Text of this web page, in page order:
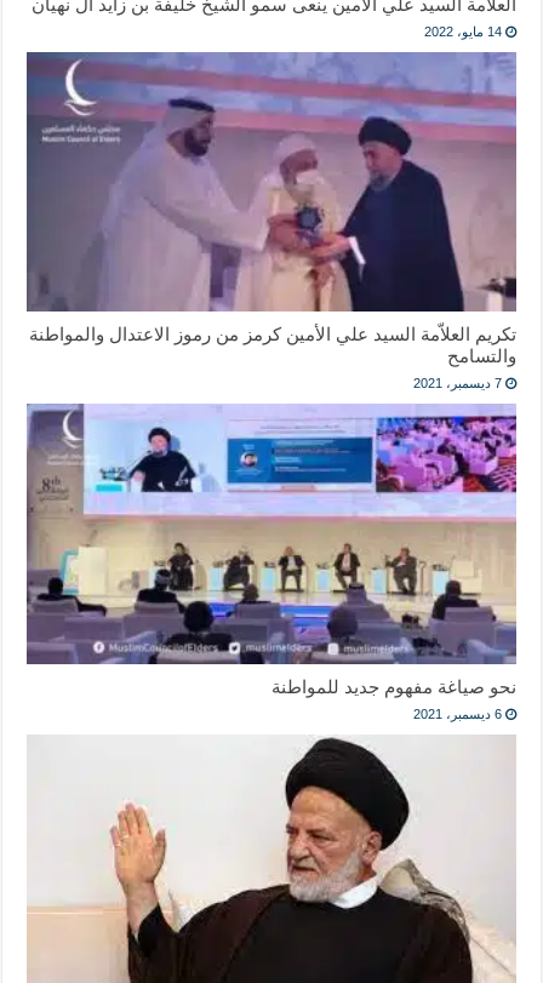
14 مايو، 2022
تكريم العلاّمة السيد علي الأمين كرمز من رموز الاعتدال والمواطنة
والتسامح
7 ديسمبر، 2021
نحو صياغة مفهوم جديد للمواطنة
6 ديسمبر، 2021